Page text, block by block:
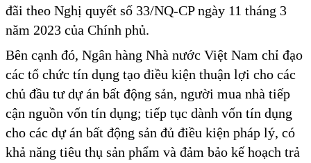
đãi theo Nghị quyết số 33/NQ-CP ngày 11 tháng 3
năm 2023 của Chính phủ.
Bên cạnh đó, Ngân hàng Nhà nước Việt Nam chỉ đạo
các tổ chức tín dụng tạo điều kiện thuận lợi cho các
chủ đầu tư dự án bất động sản, người mua nhà tiếp
cận nguồn vốn tín dụng; tiếp tục dành vốn tín dụng
cho các dự án bất động sản đủ điều kiện pháp lý, có
khả năng tiêu thụ sản phẩm và đảm bảo kế hoạch trả